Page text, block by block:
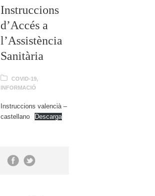
Instruccions
d’Accés a
l’Assistència
Sanitària
COVID-19,
INFORMACIÓ
Instruccions valencià –
castellano
Descarga